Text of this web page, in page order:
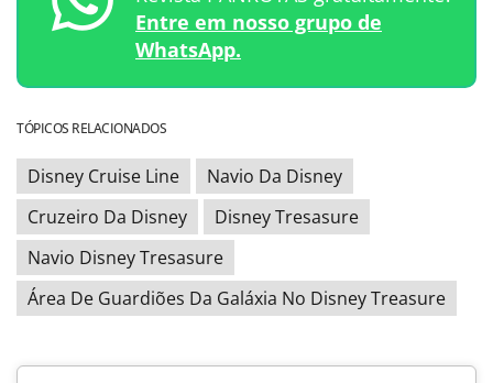
Entre em nosso grupo de
WhatsApp.
TÓPICOS RELACIONADOS
Disney Cruise Line
Navio Da Disney
Cruzeiro Da Disney
Disney Tresasure
Navio Disney Tresasure
Área De Guardiões Da Galáxia No Disney Treasure